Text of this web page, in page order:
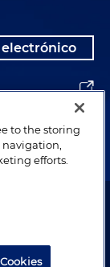
LLP. Todos los
to the storing
efforts.